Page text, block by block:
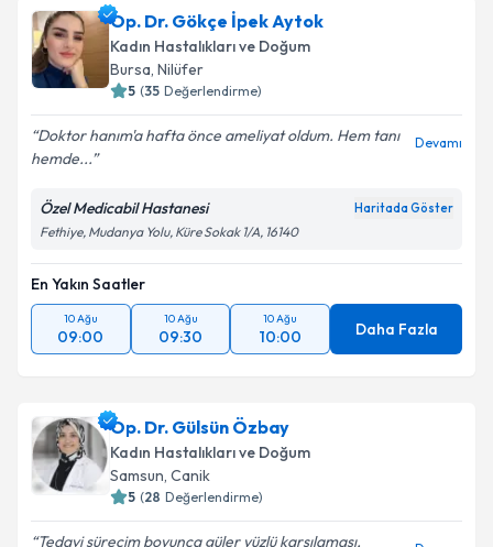
almanız için bir takvim hazırlandığında e-posta ile
bilgilendireceğiz.
E-posta Adresiniz
Metni'ni okudum ve kişisel verilerimin belirtilen
kapsamda işlenmesini kabul ediyorum.
Takvim Talebini Gönder
Op. Dr. Gökçe İpek Aytok
Kadın Hastalıkları ve Doğum
Bursa, Nilüfer
5 (35 Değerlendirme)
Doktor hanım'a hafta önce ameliyat oldum. Hem tanı
hemde...
Devamı
Özel Medicabil Hastanesi Haritada Göster
Fethiye, Mudanya Yolu, Küre Sokak 1/A, 16140
En Yakın Saatler
10 Ağu
09:00
10 Ağu
09:30
10 Ağu
10:00 Daha Fazla
Op. Dr. Gülsün Özbay
Kadın Hastalıkları ve Doğum
Samsun, Canik
5 (28 Değerlendirme)
Tedavi sürecim boyunca güler yüzlü karşılaması,